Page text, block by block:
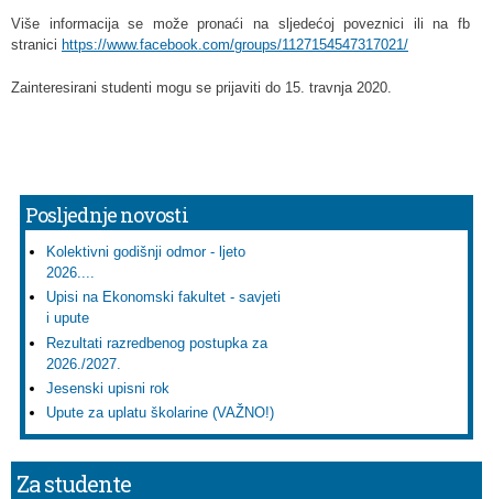
Više informacija se može pronaći na sljedećoj poveznici ili na fb
stranici https://www.facebook.com/groups/1127154547317021/
Zainteresirani studenti mogu se prijaviti do 15. travnja 2020.
Posljednje novosti
Kolektivni godišnji odmor - ljeto
2026....
Upisi na Ekonomski fakultet - savjeti
i upute
Rezultati razredbenog postupka za
2026./2027.
Jesenski upisni rok
Upute za uplatu školarine (VAŽNO!)
Za studente